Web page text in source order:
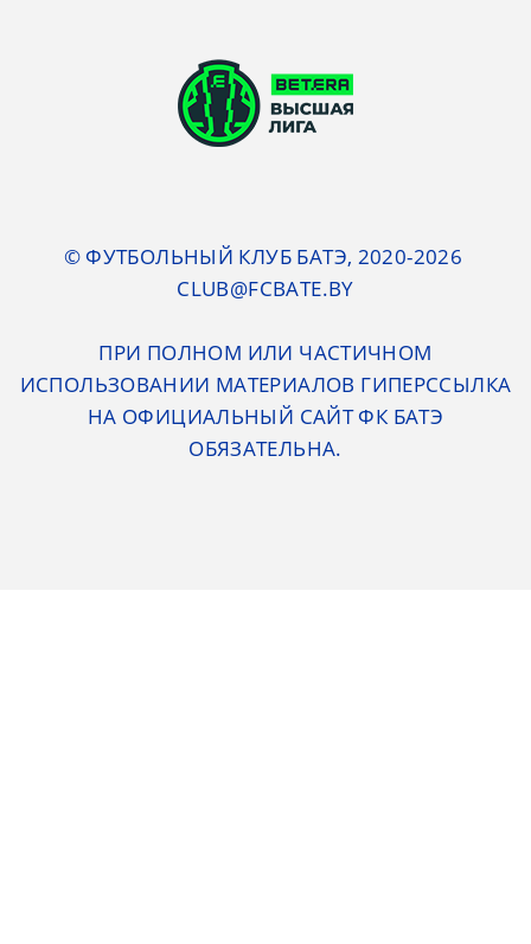
© ФУТБОЛЬНЫЙ КЛУБ БАТЭ, 2020-2026
CLUB@FCBATE.BY
ПРИ ПОЛНОМ ИЛИ ЧАСТИЧНОМ
ИСПОЛЬЗОВАНИИ МАТЕРИАЛОВ ГИПЕРССЫЛКА
НА ОФИЦИАЛЬНЫЙ САЙТ ФК БАТЭ
ОБЯЗАТЕЛЬНА.